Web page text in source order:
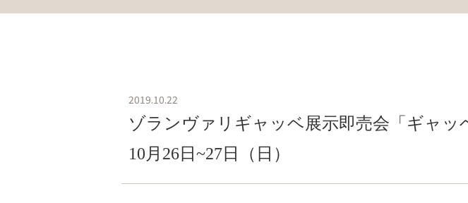
2019.10.22
ゾランヴァリギャッベ展示即売会「ギャ
10月26日~27日（日）